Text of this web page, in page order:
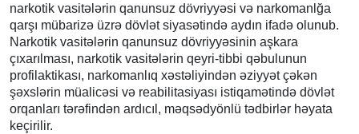
narkotik vasitələrin qanunsuz dövriyyəsi və narkomanlğa
qarşı mübarizə üzrə dövlət siyasətində aydın ifadə olunub.
Narkotik vasitələrin qanunsuz dövriyyəsinin aşkara
çıxarılması, narkotik vasitələrin qeyri-tibbi qəbulunun
profilaktikası, narkomanlıq xəstəliyindən əziyyət çəkən
şəxslərin müalicəsi və reabilitasiyası istiqamətində dövlət
orqanları tərəfindən ardıcıl, məqsədyönlü tədbirlər həyata
keçirilir.